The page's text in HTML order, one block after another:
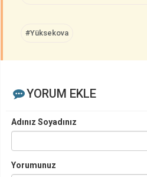
#Yüksekova
YORUM EKLE
Adınız Soyadınız
Yorumunuz